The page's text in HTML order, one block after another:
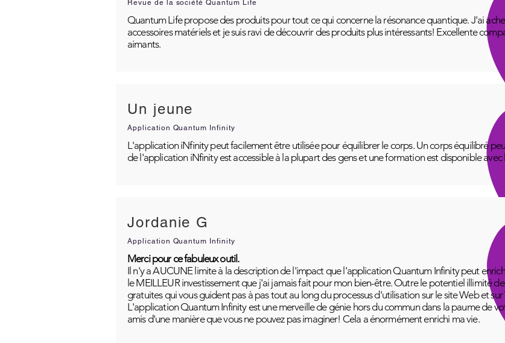
Revue de la société Quantum Life
Quantum Life propose des produits pour tout ce qui concerne la résonance quantique. J'ai
accessoires matériels et je suis ravi de découvrir des produits plus intéressants! Excellente
aimants.
Un jeune
Application Quantum Infinity
L'application iNfinity peut facilement être utilisée pour équilibrer le corps. Un corps équilibré
de l'application iNfinity est accessible à la plupart des gens et une formation est disponible avec
Jordanie G
Application Quantum Infinity
Merci pour ce fabuleux outil.
Il n'y a AUCUNE limite à la description de l'impact que l'application Quantum Infinity peut
le MEILLEUR investissement que j'ai jamais fait pour mon bien-être. Outre le potentiel illimité
gratuites qui vous guident pas à pas tout au long du processus d'utilisation sur le site Web et
L'application Quantum Infinity est une merveille de génie hors du commun dans la paume de
amis d'une manière que vous ne pouvez pas imaginer! Cela a énormément enrichi ma vie.